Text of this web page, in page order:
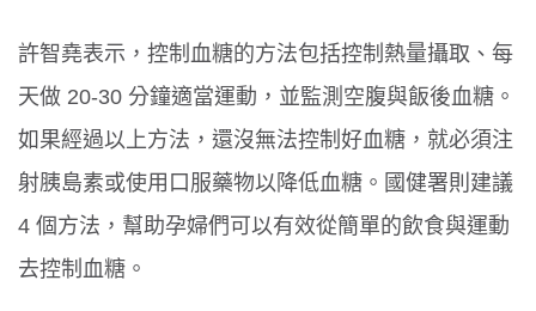
許智堯表示，控制血糖的方法包括控制熱量攝取、每
天做 20-30 分鐘適當運動，並監測空腹與飯後血糖。
如果經過以上方法，還沒無法控制好血糖，就必須注
射胰島素或使用口服藥物以降低血糖。國健署則建議
4 個方法，幫助孕婦們可以有效從簡單的飲食與運動
去控制血糖。